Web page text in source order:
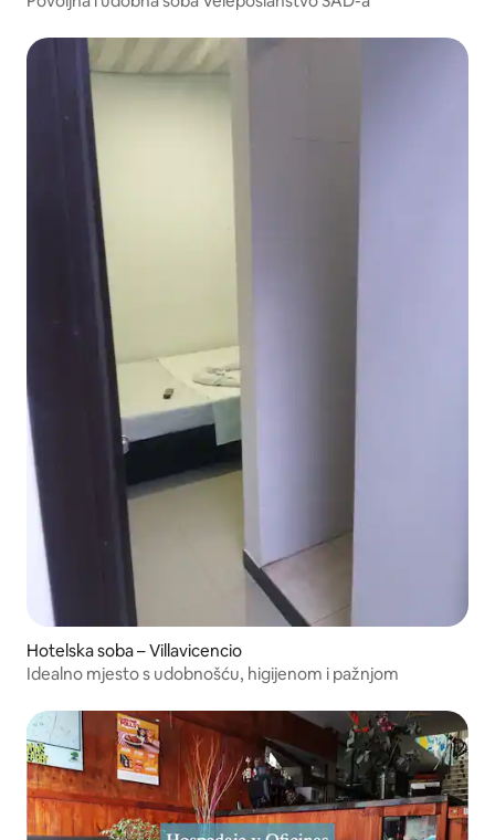
Hotelska soba – Villavicencio
Idealno mjesto s udobnošću, higijenom i pažnjom